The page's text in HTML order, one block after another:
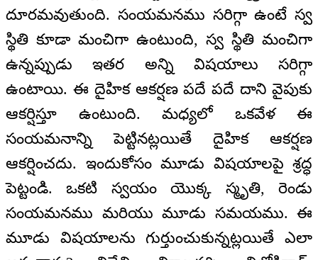
దూరమవుతుంది. సంయమనము సరిగ్గా ఉంటే స్వ
స్థితి కూడా మంచిగా ఉంటుంది, స్వ స్థితి మంచిగా
ఉన్నప్పుడు ఇతర అన్ని విషయాలు సరిగ్గా
ఉంటాయి. ఈ దైహిక ఆకర్షణ పదే పదే దాని వైపుకు
ఆకర్షిస్తూ ఉంటుంది. మధ్యలో ఒకవేళ ఈ
సంయమనాన్ని పెట్టినట్లయితే దైహిక ఆకర్షణ
ఆకర్షించదు. ఇందుకోసం మూడు విషయాలపై శ్రద్ధ
పెట్టండి. ఒకటి స్వయం యొక్క స్మృతి, రెండు
సంయమనము మరియు మూడు సమయము. ఈ
మూడు విషయాలను గుర్తుంచుకున్నట్లయితే ఎలా